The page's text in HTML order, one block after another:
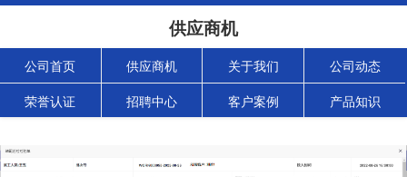
供应商机
公司首页 供应商机 关于我们 公司动态
荣誉认证 招聘中心 客户案例 产品知识